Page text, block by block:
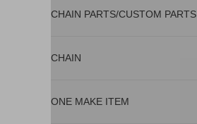
CHAIN PARTS/CUSTOM PARTS
CHAIN
ONE MAKE ITEM